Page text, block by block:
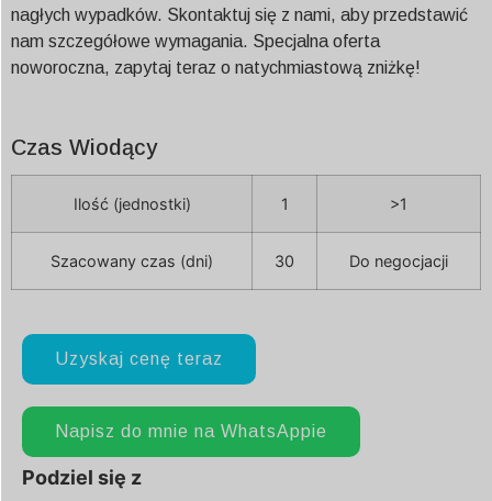
nagłych wypadków. Skontaktuj się z nami, aby przedstawić
nam szczegółowe wymagania. Specjalna oferta
noworoczna, zapytaj teraz o natychmiastową zniżkę!
Czas Wiodący
Ilość (jednostki) 1 >1
Szacowany czas (dni) 30 Do negocjacji
Uzyskaj cenę teraz
Napisz do mnie na WhatsAppie
Podziel się z